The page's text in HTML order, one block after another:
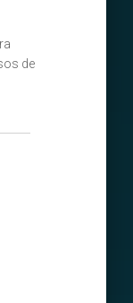
de